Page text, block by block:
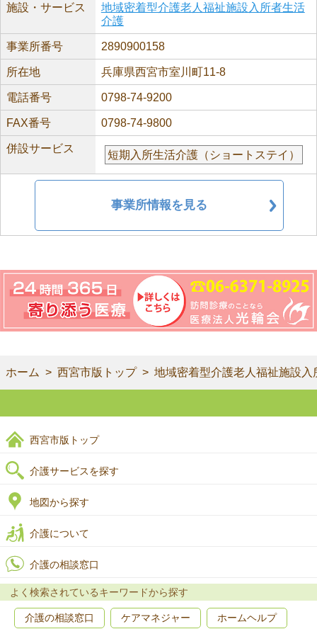
施設・サービス
地域密着型介護老人福祉施設入所者生活
介護
事業所番号 2890900158
所在地 兵庫県西宮市室川町11-8
電話番号 0798-74-9200
FAX番号 0798-74-9800
併設サービス
短期入所生活介護（ショートステイ）
事業所情報を見る
ホーム 西宮市版トップ 地域密着型介護老人福祉施設
西宮市版トップ
介護サービスを探す
地図から探す
介護について
介護の相談窓口
よく検索されているキーワードから探す
介護の相談窓口 ケアマネジャー ホームヘルプ